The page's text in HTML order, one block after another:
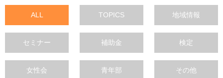
ALL TOPICS 地域情報
セミナー 補助金 検定
女性会 青年部 その他